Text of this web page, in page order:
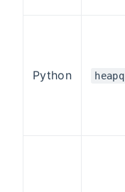
Python heapq